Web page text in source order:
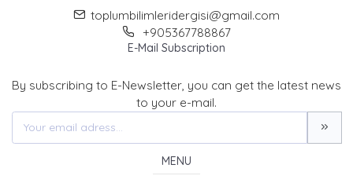
toplumbilimleridergisi@gmail.com
+905367788867
E-Mail Subscription
By subscribing to E-Newsletter, you can get the latest news
to your e-mail.
MENU